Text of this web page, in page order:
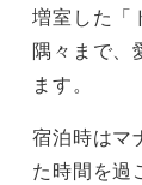
増室した「
隅々まで、
ます。
宿泊時はマ
た時間を過